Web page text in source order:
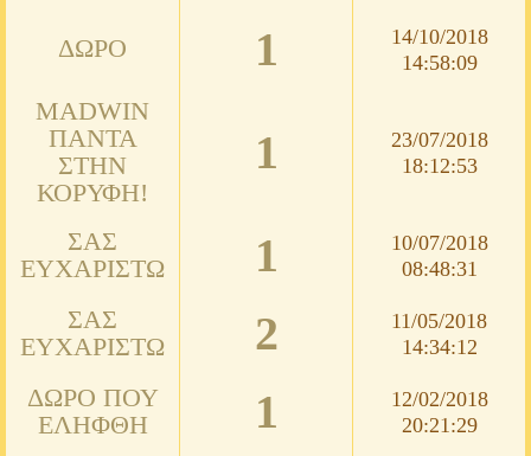
ΔΏΡΟ 1
14/10/2018
14:58:09
MADWIN
ΠΆΝΤΑ
ΣΤΗΝ
ΚΟΡΥΦΉ!
1
23/07/2018
18:12:53
ΣΑΣ
ΕΥΧΑΡΙΣΤΏ
1
10/07/2018
08:48:31
ΣΑΣ
ΕΥΧΑΡΙΣΤΏ
2
11/05/2018
14:34:12
ΔΏΡΟ ΠΟΥ
ΕΛΉΦΘΗ
1
12/02/2018
20:21:29